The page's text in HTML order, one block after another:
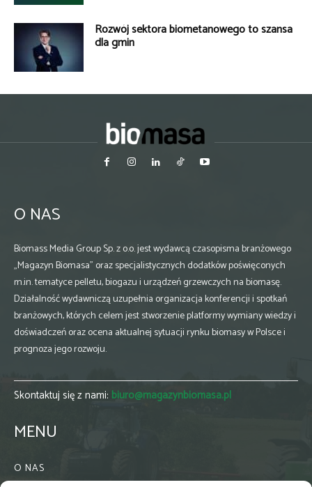
Rozwój sektora biometanowego to szansa
dla gmin
O NAS
Biomass Media Group Sp. z o.o. jest wydawcą czasopisma branżowego
„Magazyn Biomasa” oraz specjalistycznych dodatków poświęconych
m.in. tematyce pelletu, biogazu i urządzeń grzewczych na biomasę.
Działalność wydawniczą uzupełnia organizacja konferencji i spotkań
branżowych, których celem jest stworzenie platformy wymiany wiedzy i
doświadczeń oraz ocena aktualnej sytuacji rynku biomasy w Polsce i
prognoza jego rozwoju.
Skontaktuj się z nami: biuro@magazynbiomasa.pl
MENU
O NAS